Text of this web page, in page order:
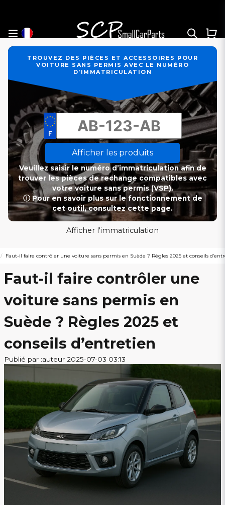
TROUVEZ DES PIÈCES ET ACCESSOIRES POUR
VOITURE SANS PERMIS AVEC LE NUMÉRO
D’IMMATRICULATION
Afficher les produits
Veuillez saisir le numéro d’immatriculation afin de
trouver les pièces de rechange compatibles avec
votre voiture sans permis (VSP).
ⓘ Pour en savoir plus sur le fonctionnement de
cet outil, consultez cette page.
Afficher l'immatriculation
Faut-il faire contrôler une voiture sans permis en Suède ? Règles 2025 et conseils
Faut-il faire contrôler une
voiture sans permis en
Suède ? Règles 2025 et
conseils d’entretien
Publié par :auteur 2025-07-03 03:13